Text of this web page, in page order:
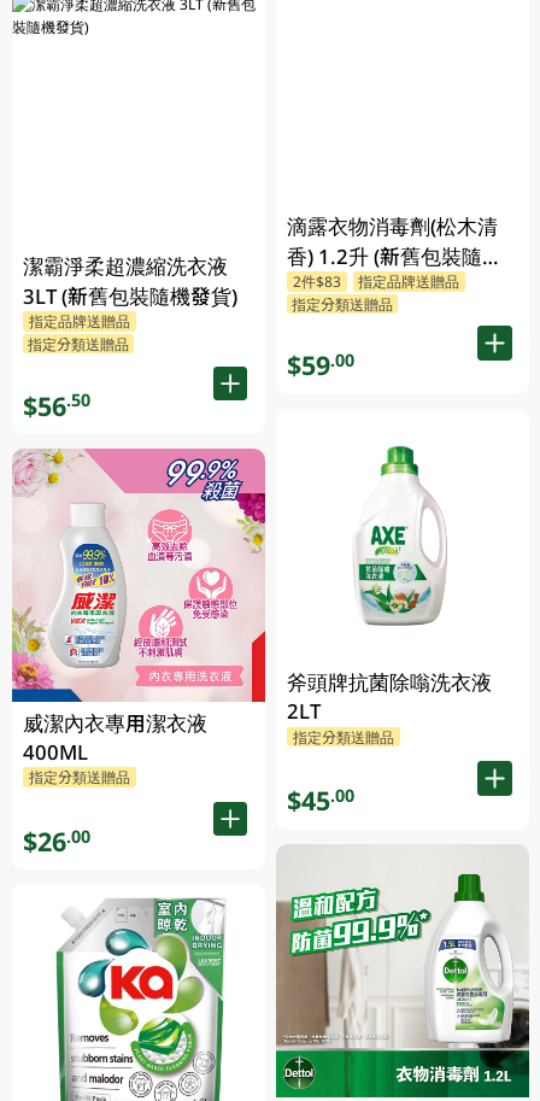
潔霸淨柔超濃縮洗衣液
3LT (新舊包裝隨機發貨)
指定品牌送贈品
指定分類送贈品
$56.50
威潔內衣專用潔衣液
400ML
指定分類送贈品
$26.00
滴露衣物消毒劑(松木清
香) 1.2升 (新舊包裝隨機
發送)
2件$83
指定品牌送贈品
指定分類送贈品
$59.00
斧頭牌抗菌除嗡洗衣液
2LT
指定分類送贈品
$45.00